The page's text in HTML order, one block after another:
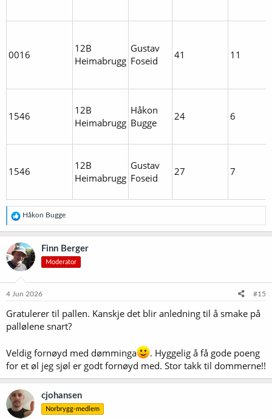
0016
12B
Heimabrugg
Gustav
Foseid
41 11
1546
12B
Heimabrugg
Håkon
Bugge
24 6
1546
12B
Heimabrugg
Gustav
Foseid
27 7
R
e
a
k
s
j
o
e
:
Håkon Bugge
Finn Berger
Moderator
4 Jun 2026 #15
Gratulerer til pallen. Kanskje det blir anledning til å smake på
pallølene snart?
Veldig fornøyd med dømminga
. Hyggelig å få gode poeng
for et øl jeg sjøl er godt fornøyd med. Stor takk til dommerne!!
cjohansen
Norbrygg-medlem